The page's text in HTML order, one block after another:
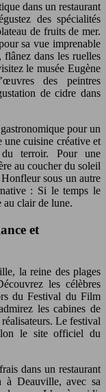
dans un restaurant
des spécialités
de fruits de mer.
sa vue imprenable
dans les ruelles
le musée Eugène
des peintres
de cidre dans
pour un
une cuisine créative et
terroir. Pour une
au coucher du soleil
sous un autre
: Si le temps le
au clair de lune.
et
la reine des plages
les célèbres
du Festival du Film
les cabines de
Le festival
le site officiel du
dans un restaurant
à Deauville, avec sa